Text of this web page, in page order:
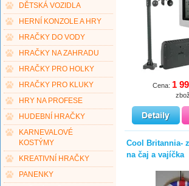
DĚTSKÁ VOZIDLA
HERNÍ KONZOLE A HRY
HRAČKY DO VODY
HRAČKY NA ZAHRADU
HRAČKY PRO HOLKY
HRAČKY PRO KLUKY
HRY NA PROFESE
HUDEBNÍ HRAČKY
KARNEVALOVÉ
KOSTÝMY
KREATIVNÍ HRAČKY
PANENKY
Cena: 1
Cool Britannia-
na čaj a vajíčka